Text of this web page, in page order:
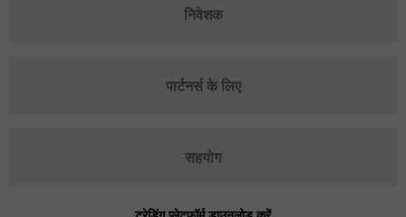
निवेशक
पार्टनर्स के लिए
सहयोग